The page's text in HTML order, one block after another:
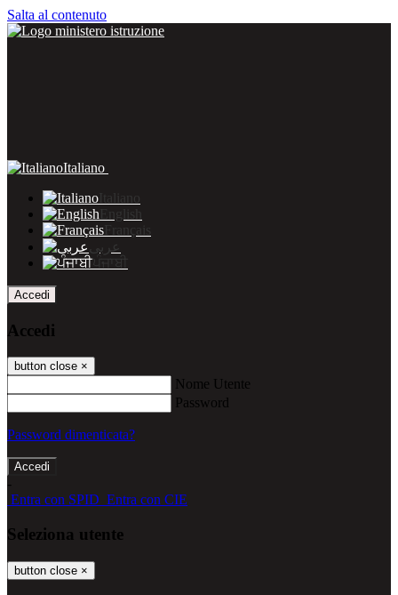
Salta al contenuto
Italiano
Italiano
English
Français
عربى
ਪੰਜਾਬੀ
Accedi
Accedi
button close ×
Nome Utente
Password
Password dimenticata?
-
Entra con SPID Entra con CIE
Seleziona utente
button close ×